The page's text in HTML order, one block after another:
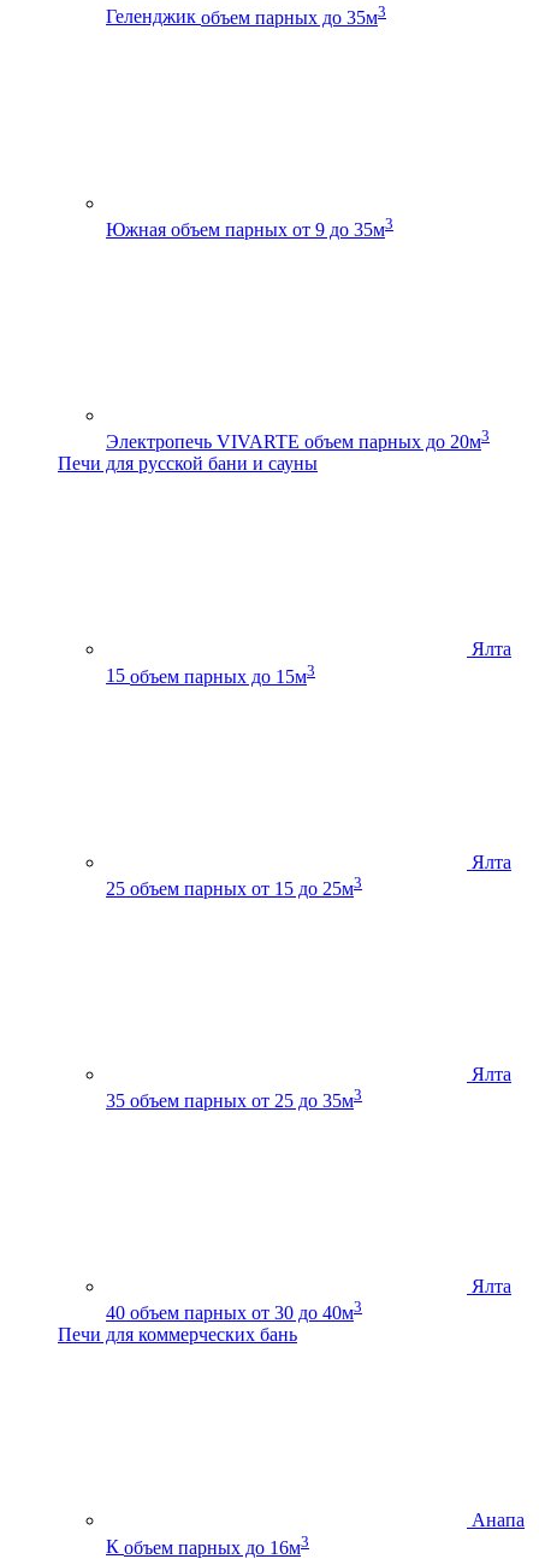
Геленджик объем парных до 35м3
Южная объем парных от 9 до 35м3
Электропечь VIVARTE объем парных до 20м3
Печи для русской бани и сауны
Ялта
15 объем парных до 15м3
Ялта
25 объем парных от 15 до 25м3
Ялта
35 объем парных от 25 до 35м3
Ялта
40 объем парных от 30 до 40м3
Печи для коммерческих бань
Анапа
К объем парных до 16м3